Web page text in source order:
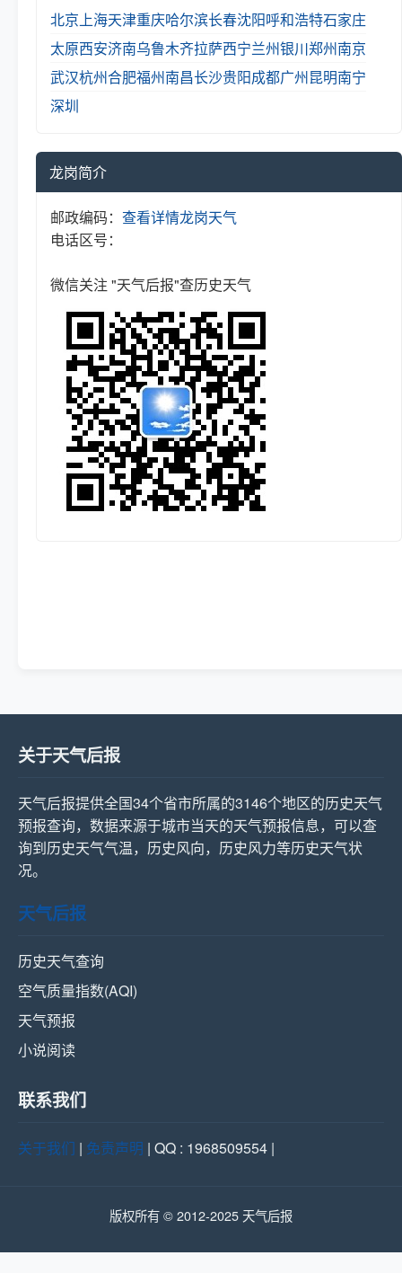
北京上海天津重庆哈尔滨长春沈阳呼和浩特石家庄
太原西安济南乌鲁木齐拉萨西宁兰州银川郑州南京
武汉杭州合肥福州南昌长沙贵阳成都广州昆明南宁
深圳
龙岗简介
邮政编码：
电话区号：
查看详情龙岗天气
微信关注 "天气后报"查历史天气
关于天气后报
天气后报提供全国34个省市所属的3146个地区的历史天气
预报查询，数据来源于城市当天的天气预报信息，可以查
询到历史天气气温，历史风向，历史风力等历史天气状
况。
天气后报
历史天气查询
空气质量指数(AQI)
天气预报
小说阅读
联系我们
关于我们 | 免责声明 | QQ : 1968509554 |
版权所有 © 2012-2025 天气后报